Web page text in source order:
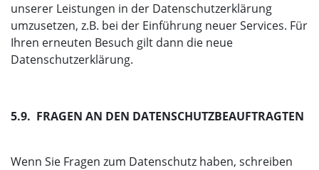
unserer Leistungen in der Datenschutzerklärung
umzusetzen, z.B. bei der Einführung neuer Services. Für
Ihren erneuten Besuch gilt dann die neue
Datenschutzerklärung.
5.9. FRAGEN AN DEN DATENSCHUTZBEAUFTRAGTEN
Wenn Sie Fragen zum Datenschutz haben, schreiben